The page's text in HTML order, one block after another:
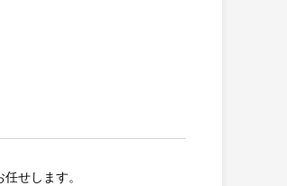
せします。